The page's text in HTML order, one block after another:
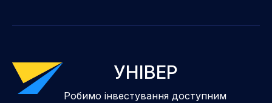
УНІВЕР
Робимо інвестування доступним